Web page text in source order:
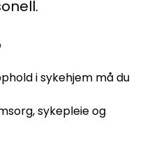
i sykehjem må du
sykepleie og